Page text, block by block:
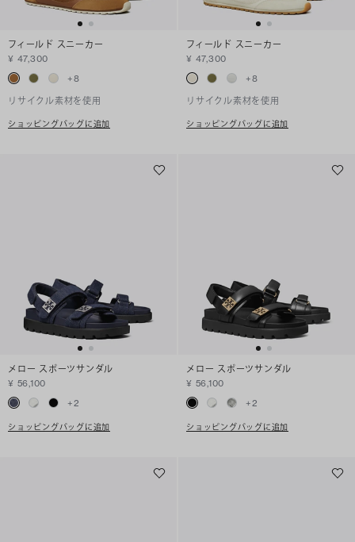
フィールド スニーカー
¥ 47,300
+8
リサイクル素材を使用
ショッピングバッグに追加
フィールド スニーカー
¥ 47,300
+8
リサイクル素材を使用
ショッピングバッグに追加
メロー スポーツサンダル
¥ 56,100
+2
ショッピングバッグに追加
メロー スポーツサンダル
¥ 56,100
+2
ショッピングバッグに追加